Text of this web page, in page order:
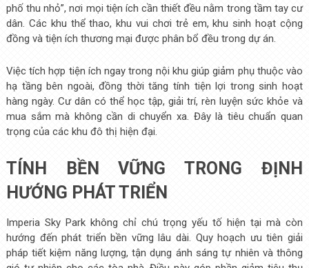
phố thu nhỏ”, nơi mọi tiện ích cần thiết đều nằm trong tầm tay cư
dân. Các khu thể thao, khu vui chơi trẻ em, khu sinh hoạt cộng
đồng và tiện ích thương mại được phân bổ đều trong dự án.
Việc tích hợp tiện ích ngay trong nội khu giúp giảm phụ thuộc vào
hạ tầng bên ngoài, đồng thời tăng tính tiện lợi trong sinh hoạt
hàng ngày. Cư dân có thể học tập, giải trí, rèn luyện sức khỏe và
mua sắm mà không cần di chuyển xa. Đây là tiêu chuẩn quan
trọng của các khu đô thị hiện đại.
TÍNH BỀN VỮNG TRONG ĐỊNH
HƯỚNG PHÁT TRIỂN
Imperia Sky Park không chỉ chú trọng yếu tố hiện tại mà còn
hướng đến phát triển bền vững lâu dài. Quy hoạch ưu tiên giải
pháp tiết kiệm năng lượng, tận dụng ánh sáng tự nhiên và thông